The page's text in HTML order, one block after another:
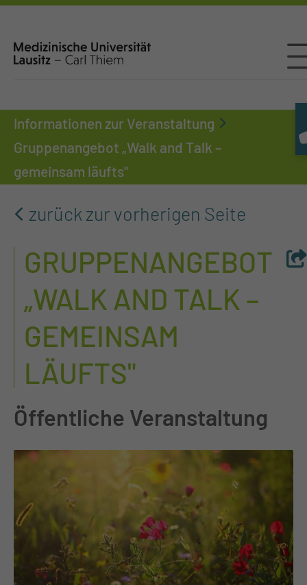
Informationen zur Veranstaltung
Gruppenangebot „Walk and Talk –
gemeinsam läufts"
zurück zur vorherigen Seite
GRUPPENANGEBOT
„WALK AND TALK –
GEMEINSAM
LÄUFTS"
Öffentliche Veranstaltung